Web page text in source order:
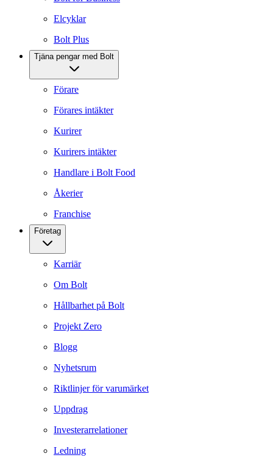
Elcyklar
Bolt Plus
Tjäna pengar med Bolt
Förare
Förares intäkter
Kurirer
Kurirers intäkter
Handlare i Bolt Food
Åkerier
Franchise
Företag
Karriär
Om Bolt
Hållbarhet på Bolt
Projekt Zero
Blogg
Nyhetsrum
Riktlinjer för varumärket
Uppdrag
Investerarrelationer
Ledning